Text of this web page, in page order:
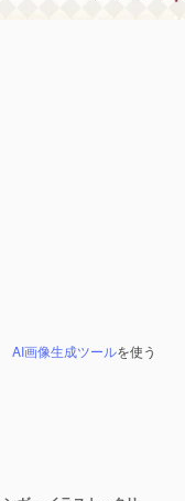
AI画像生成ツールを使う